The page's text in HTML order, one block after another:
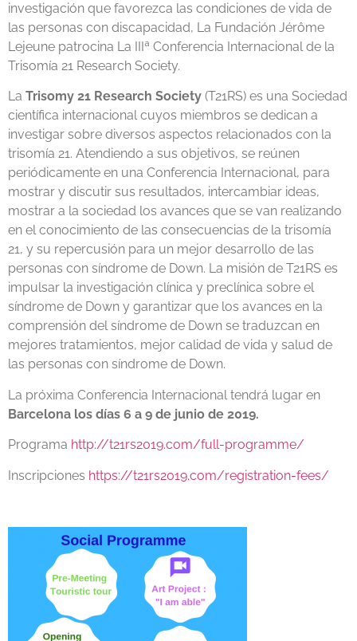
investigación que favorezca las condiciones de vida de
las personas con discapacidad, La Fundación Jérôme
Lejeune patrocina La IIIª Conferencia Internacional de la
Trisomía 21 Research Society.
La Trisomy 21 Research Society (T21RS) es una Sociedad
científica internacional cuyos miembros se dedican a
investigar sobre diversos aspectos relacionados con la
trisomía 21. Atendiendo a sus objetivos, se reúnen
periódicamente en una Conferencia Internacional, para
mostrar y discutir sus resultados, intercambiar ideas,
mostrar a la sociedad los avances que se van realizando
en el conocimiento de las consecuencias de la trisomía
21, y su repercusión para un mejor desarrollo de las
personas con síndrome de Down. La misión de T21RS es
impulsar la investigación clínica y preclínica sobre el
síndrome de Down y garantizar que los avances en la
comprensión del síndrome de Down se traduzcan en
mejores tratamientos, mejor calidad de vida y salud de
las personas con síndrome de Down.
La próxima Conferencia Internacional tendrá lugar en
Barcelona los días 6 a 9 de junio de 2019.
Programa http://t21rs2019.com/full-programme/
Inscripciones https://t21rs2019.com/registration-fees/